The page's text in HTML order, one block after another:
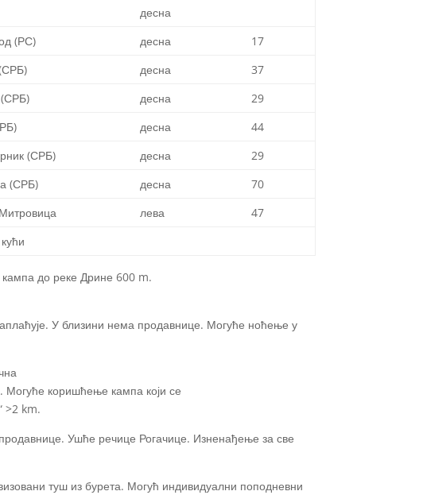
десна
(РС) десна
17
десна
37
(СРБ) десна
29
десна
44
(СРБ) десна
29
(СРБ) десна
70
лева
47
до реке Дрине 600 m.
У близини нема продавнице. Могуће ноћење у
коришћење кампа који се
>2 km.
Ушће речице Рогачице. Изненађење за све
туш из бурета. Могућ индивидуални поподневни